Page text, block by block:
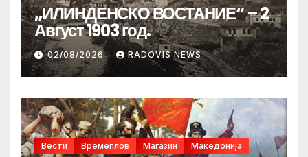
„ИЛИНДЕНСКО ВОСТАНИЕ“ – 2
Август 1903 год.
02/08/2026 RADOVIS NEWS
Вести Времеплов Магазин Македонија